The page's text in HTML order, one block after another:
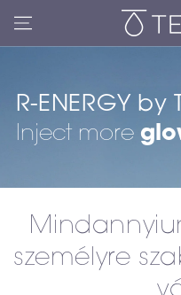
R-ENERGY by
Inject more
személyre